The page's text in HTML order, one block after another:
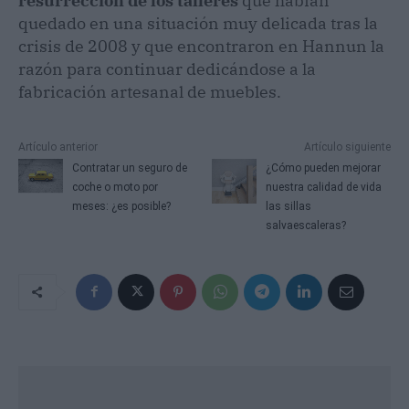
quedado en una situación muy delicada tras la
crisis de 2008 y que encontraron en Hannun la
razón para continuar dedicándose a la
fabricación artesanal de muebles.
Artículo anterior
Contratar un seguro de
coche o moto por
meses: ¿es posible?
Artículo siguiente
¿Cómo pueden mejorar
nuestra calidad de vida
las sillas
salvaescaleras?